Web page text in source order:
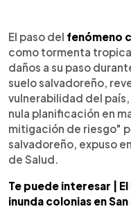
Escuchar
El paso del fenómeno
como tormenta
daños a su paso
suelo salvadoreño,
vulnerabilidad del
nula planificación en
mitigación de riesgo"
salvadoreño, expuso
de Salud.
Te puede interesar |
inunda colonias en